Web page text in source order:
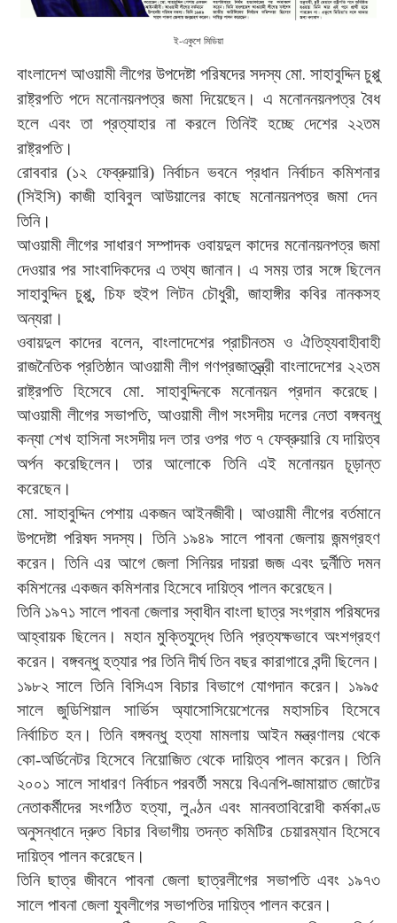
ই-একুশে মিডিয়া
বাংলাদেশ আওয়ামী লীগের উপদেষ্টা পরিষদের সদস্য মো.সাহাবুদ্দিন চুপ্পু
রাষ্ট্রপতি পদে মনোনয়নপত্র জমা দিয়েছেন। এ মনোননয়নপত্র বৈধ
হলে এবং তা প্রত্যাহার না করলে তিনিই হচ্ছে দেশের ২২তম
রাষ্ট্রপতি।
রোববার(১২ ফেব্রুয়ারি) নির্বাচন ভবনে প্রধান নির্বাচন কমিশনার
(সিইসি)কাজী হাবিবুল আউয়ালের কাছে মনোনয়নপত্র জমা দেন
তিনি।
আওয়ামী লীগের সাধারণ সম্পাদক ওবায়দুল কাদের মনোনয়নপত্র জমা
দেওয়ার পর সাংবাদিকদের এ তথ্য জানান। এ সময় তার সঙ্গে ছিলেন
সাহাবুদ্দিন চুপ্পু, চিফ হুইপ লিটন চৌধুরী,জাহাঙ্গীর কবির নানকসহ
অন্যরা।
ওবায়দুল কাদের বলেন, বাংলাদেশের প্রাচীনতম ও ঐতিহ্যবাহীবাহী
রাজনৈতিক প্রতিষ্ঠান আওয়ামী লীগ গণপ্রজাতন্ত্র্রী বাংলাদেশের ২২তম
রাষ্ট্রপতি
হিসেবে মো. সাহাবুদ্দিনকে মনোনয়ন প্রদান করেছে ।
আওয়ামী লীগের সভাপতি, আওয়ামী লীগ সংসদীয় দলের নেতা বঙ্গবন্ধু
কন্যা শেখ হাসিনা সংসদীয় দল তার ওপর গত ৭ ফেব্রুয়ারি যে দায়িত্ব
অর্পন
করেছিলেন। তার আলোকে তিনি এই মনোনয়ন
চূড়ান্ত
করেছেন।
মো. সাহাবুদ্দিন পেশায় একজন আইনজীবী। আওয়ামী লীগের বর্তমানে
উপদেষ্টা পরিষদ সদস্য। তিনি ১৯৪৯ সালে পাবনা জেলায় জন্মগ্রহণ
করেন। তিনি এর আগে জেলা সিনিয়র দায়রা জজ এবং দুর্নীতি দমন
কমিশনের একজন কমিশনার হিসেবে দায়িত্ব পালন করেছেন।
তিনি ১৯৭১ সালে পাবনা জেলার স্বাধীন বাংলা ছাত্র সংগ্রাম পরিষদের
আহ্বায়ক ছিলেন। মহান মুক্তিযুদ্ধে তিনি প্রত্যক্ষভাবে অংশগ্রহণ
করেন। বঙ্গবন্ধু হত্যার পর তিনি দীর্ঘ তিন বছর কারাগারে বন্দী ছিলেন।
১৯৮২ সালে তিনি বিসিএস বিচার বিভাগে যোগদান করেন।
১৯৯৫
সালে
জুডিশিয়াল সার্ভিস অ্যাসোসিয়েশেনের মহাসচিব
হিসেবে
নির্বাচিত হন। তিনি বঙ্গবন্ধু হত্যা মামলায় আইন মন্ত্রণালয় থেকে
কো-অর্ডিনেটর হিসেবে নিয়োজিত থেকে দায়িত্ব পালন করেন। তিনি
২০০১ সালে সাধারণ নির্বাচন পরবর্তী সময়ে বিএনপি-জামায়াত জোটের
নেতাকর্মীদের সংগঠিত হত্যা,লুণ্ঠন এবং মানবতাবিরোধী কর্মকাণ্ড
অনুসন্ধানে দ্রুত বিচার বিভাগীয় তদন্ত কমিটির চেয়ারম্যান হিসেবে
দায়িত্ব পালন করেছেন।
তিনি ছাত্র জীবনে পাবনা জেলা ছাত্রলীগের সভাপতি এবং ১৯৭৩
সালে পাবনা জেলা যুবলীগের সভাপতির দায়িত্ব পালন করেন।